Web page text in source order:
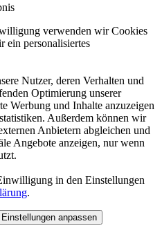
verwenden wir Cookies
ein personalisiertes
Nutzer, deren Verhalten und
Optimierung unserer
Werbung und Inhalte anzuzeigen
Außerdem können wir
Anbietern abgleichen und
Angebote anzeigen, nur wenn
in den Einstellungen
.
Einstellungen anpassen